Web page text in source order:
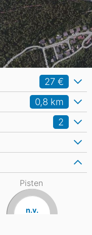
2
0,8 km
Pisten
n.v.
27 €